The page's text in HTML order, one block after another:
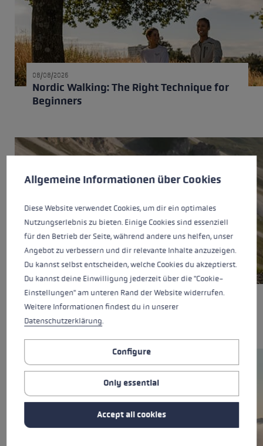
08/08/2026
Nordic Walking: The Right Technique for
Beginners
Trekking poles, trail running poles, or
Nordic Walking poles: What's the
difference?
Cookie preferences
This website uses cookies to give you the best possible experience.
Allgemeine Informationen über Cookies
Diese Website verwendet Cookies, um dir ein optimales
Nutzungserlebnis zu bieten. Einige Cookies sind essenziell
für den Betrieb der Seite, während andere uns helfen, unser
Angebot zu verbessern und dir relevante Inhalte anzuzeigen.
Du kannst selbst entscheiden, welche Cookies du akzeptierst.
Du kannst deine Einwilligung jederzeit über die "Cookie-
Einstellungen" am unteren Rand der Website widerrufen.
Weitere Informationen findest du in unserer
Datenschutzerklärung.
Configure
Only essential
Accept all cookies